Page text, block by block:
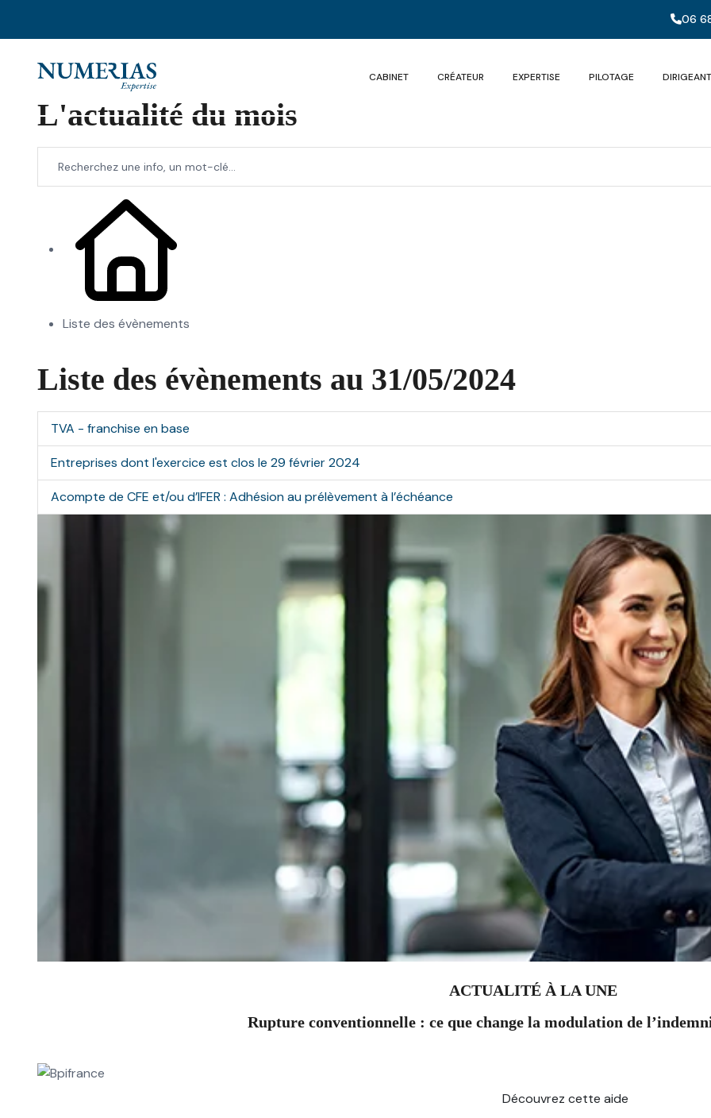
06
CABINET CRÉATEUR EXPERTISE PILOTAGE DIRIGEANT
L'actualité du mois
Liste des évènements
Liste des évènements au 31/05/2024
TVA - franchise en base
Entreprises dont l'exercice est clos le 29 février 2024
Acompte de CFE et/ou d’IFER : Adhésion au prélèvement à l’échéance
ACTUALITÉ À LA UNE
Rupture conventionnelle : ce que change la modulation de
Découvrez cette aide